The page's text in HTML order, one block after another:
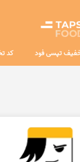
تپسی فود کد